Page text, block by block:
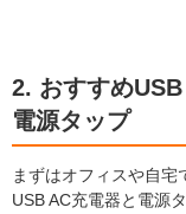
2. おすすめ
電源タップ
まずはオフィスや自
USB AC充電器と電源